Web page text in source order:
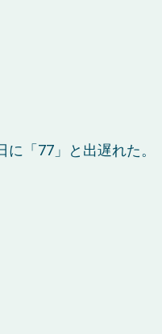
「77」と出遅れた。